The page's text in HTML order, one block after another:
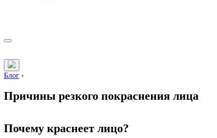
Блог ›
Причины резкого покраснения лица
Почему краснеет лицо?